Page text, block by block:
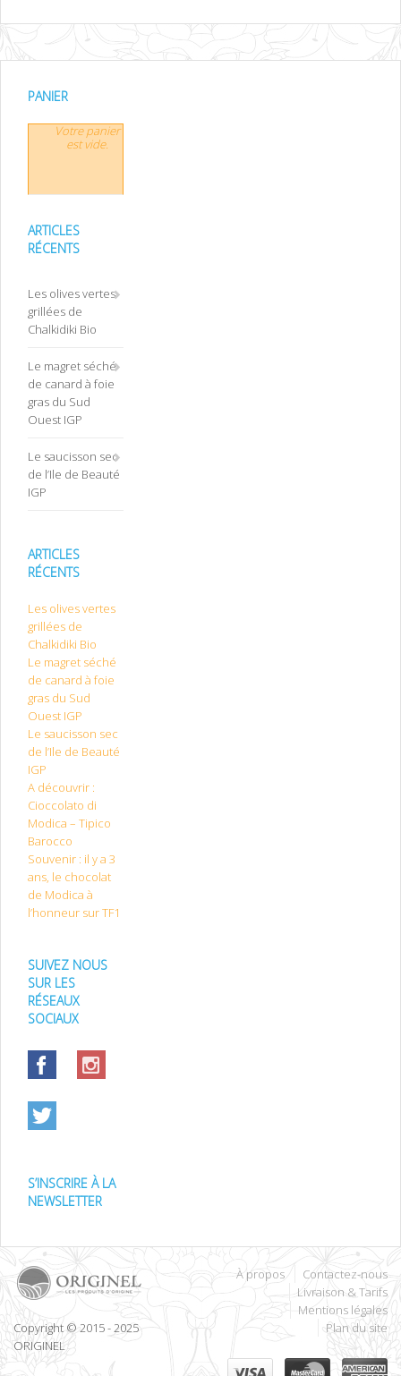
PANIER
Votre panier
est vide.
ARTICLES
RÉCENTS
Les olives vertes
grillées de
Chalkidiki Bio
Le magret séché
de canard à foie
gras du Sud
Ouest IGP
Le saucisson sec
de l’Ile de Beauté
IGP
ARTICLES
RÉCENTS
Les olives vertes
grillées de
Chalkidiki Bio
Le magret séché
de canard à foie
gras du Sud
Ouest IGP
Le saucisson sec
de l’Ile de Beauté
IGP
A découvrir :
Cioccolato di
Modica – Tipico
Barocco
Souvenir : il y a 3
ans, le chocolat
de Modica à
l’honneur sur TF1
SUIVEZ NOUS
SUR LES
RÉSEAUX
SOCIAUX
S’INSCRIRE À LA
NEWSLETTER
Copyright © 2015 - 2025
ORIGINEL
À propos
Contactez-nous
Livraison & Tarifs
Mentions légales
Plan du site